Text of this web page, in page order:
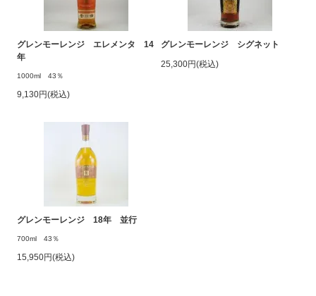
グレンモーレンジ エレメンタ 14
年
1000ml 43％
9,130円(税込)
グレンモーレンジ シグネット
25,300円(税込)
グレンモーレンジ 18年 並行
700ml 43％
15,950円(税込)